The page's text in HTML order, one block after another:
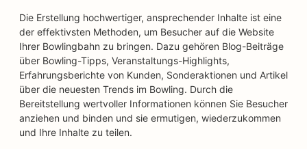
Die Erstellung hochwertiger, ansprechender Inhalte ist eine
der effektivsten Methoden, um Besucher auf die Website
Ihrer Bowlingbahn zu bringen. Dazu gehören Blog-Beiträge
über Bowling-Tipps, Veranstaltungs-Highlights,
Erfahrungsberichte von Kunden, Sonderaktionen und Artikel
über die neuesten Trends im Bowling. Durch die
Bereitstellung wertvoller Informationen können Sie Besucher
anziehen und binden und sie ermutigen, wiederzukommen
und Ihre Inhalte zu teilen.